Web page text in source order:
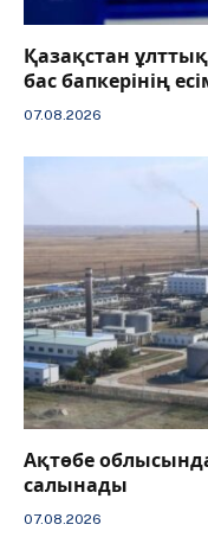
Қазақстан
бас бапкерінің
07.08.2026
Ақтөбе
салынады
07.08.2026